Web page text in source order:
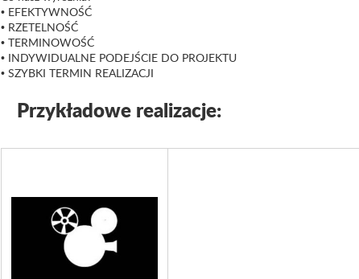
• EFEKTYWNOŚĆ
• RZETELNOŚĆ
• TERMINOWOŚĆ
• INDYWIDUALNE PODEJŚCIE DO PROJEKTU
• SZYBKI TERMIN REALIZACJI
Przykładowe realizacje: